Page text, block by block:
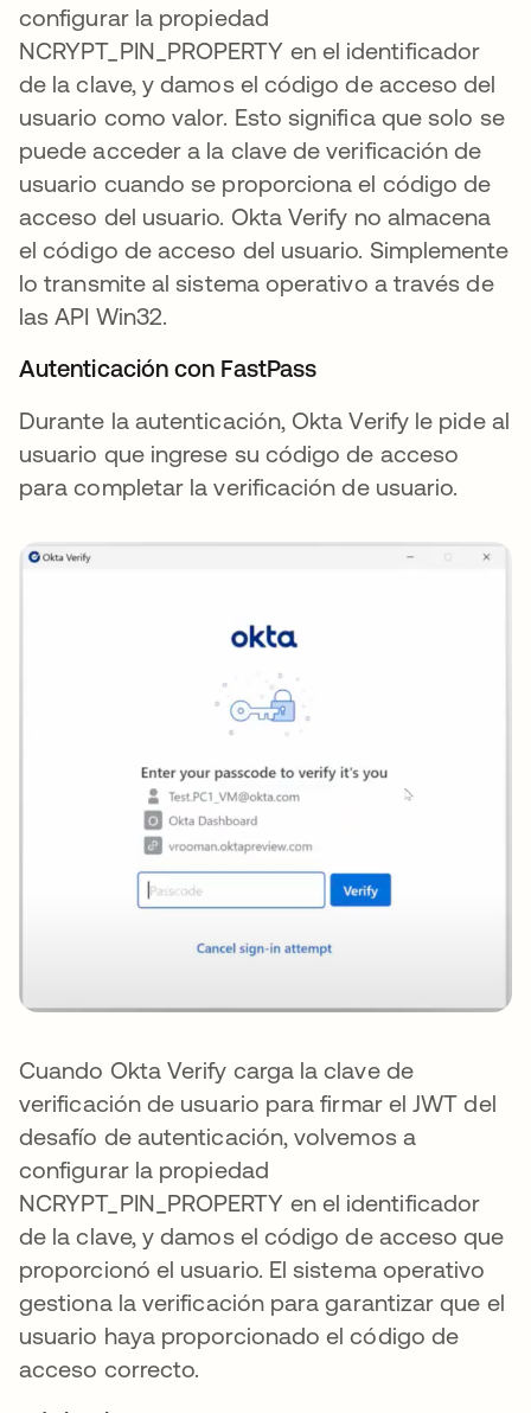
configurar la propiedad
NCRYPT_PIN_PROPERTY en el identificador
de la clave, y damos el código de acceso del
usuario como valor. Esto significa que solo se
puede acceder a la clave de verificación de
usuario cuando se proporciona el código de
acceso del usuario. Okta Verify no almacena
el código de acceso del usuario. Simplemente
lo transmite al sistema operativo a través de
las API Win32.
Autenticación con FastPass
Durante la autenticación, Okta Verify le pide al
usuario que ingrese su código de acceso
para completar la verificación de usuario.
Cuando Okta Verify carga la clave de
verificación de usuario para firmar el JWT del
desafío de autenticación, volvemos a
configurar la propiedad
NCRYPT_PIN_PROPERTY en el identificador
de la clave, y damos el código de acceso que
proporcionó el usuario. El sistema operativo
gestiona la verificación para garantizar que el
usuario haya proporcionado el código de
acceso correcto.